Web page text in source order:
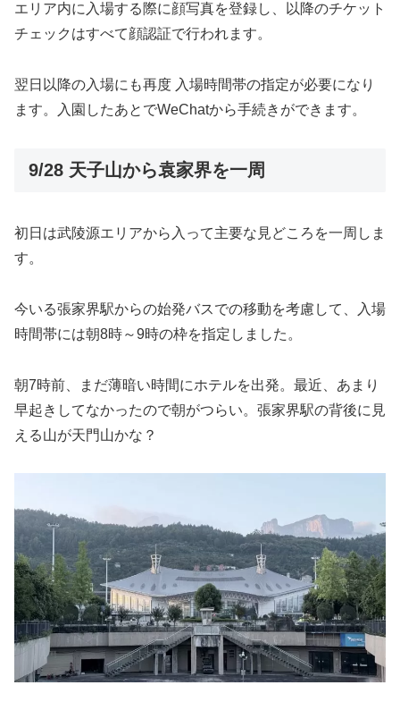
エリア内に入場する際に顔写真を登録し、以降のチケット
チェックはすべて顔認証で行われます。
翌日以降の入場にも再度 入場時間帯の指定が必要になり
ます。入園したあとでWeChatから手続きができます。
9/28 天子山から袁家界を一周
初日は武陵源エリアから入って主要な見どころを一周しま
す。
今いる張家界駅からの始発バスでの移動を考慮して、入場
時間帯には朝8時～9時の枠を指定しました。
朝7時前、まだ薄暗い時間にホテルを出発。最近、あまり
早起きしてなかったので朝がつらい。張家界駅の背後に見
える山が天門山かな？